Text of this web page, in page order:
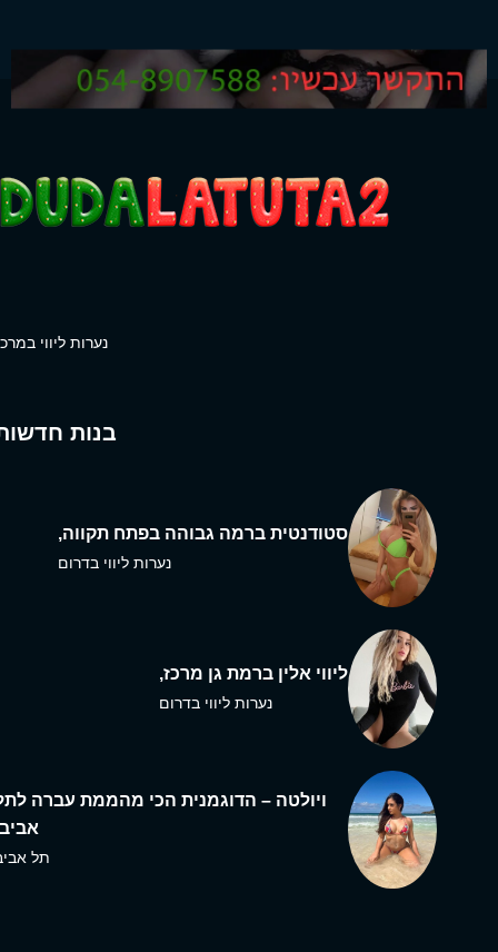
נערות ליווי
בנות
סטודנטית ברמה גבוהה בפתח תקווה,
נערות ליווי בדרום
ליווי אלין ברמת גן מרכז,
נערות ליווי בדרום
ויולטה – הדוגמנית הכי מהממת עברה
תל